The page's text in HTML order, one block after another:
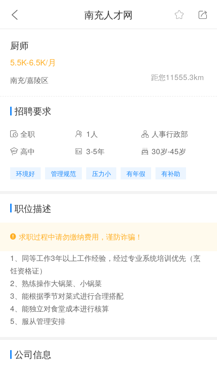
南充人才网
厨师
距您11555.3km
5.5K-6.5K/月
南充/嘉陵区
招聘要求
全职 1人
人事行政部
高中
3-5年 30岁-45岁
环境好 管理规范 压力小 有年假 有补助
职位描述
求职过程中请勿缴纳费用，谨防诈骗！
1、同等工作3年以上工作经验，经过专业系统培训优先（烹
饪资格证）
2、熟练操作大锅菜、小锅菜
3、能根据季节对菜式进行合理搭配
4、能独立对食堂成本进行核算
5、服从管理安排
公司信息